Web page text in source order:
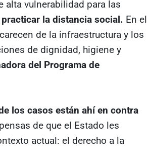
alta vulnerabilidad para las
la distancia social. En el
de la infraestructura y los
de dignidad, higiene y
del Programa de
los casos están ahí en contra
de que el Estado les
actual: el derecho a la